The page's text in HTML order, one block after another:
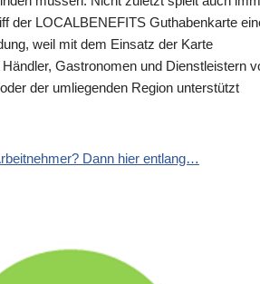
der LOCALBENEFITS Guthabenkarte
weil mit dem Einsatz der Karte
Gastronomen und Dienstleistern
der umliegenden Region unterstützt
Dann hier entlang…